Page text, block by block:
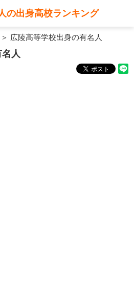
の出身高校ランキング
＞ 広陵高等学校出身の有名人
人